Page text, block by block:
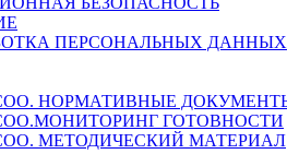
ПЕРСОНАЛЬНЫХ ДАННЫХ
НОРМАТИВНЫЕ
ГОТОВНОСТИ
МЕТОДИЧЕСКИЙ МАТЕРИАЛ